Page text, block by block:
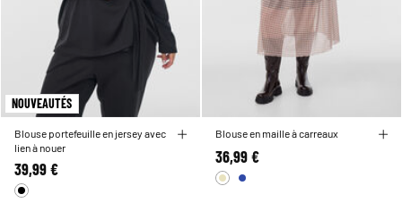
NOUVEAUTÉS
Blouse portefeuille en jersey avec
lien à nouer
39,99 €
Blouse en maille à carreaux
36,99 €